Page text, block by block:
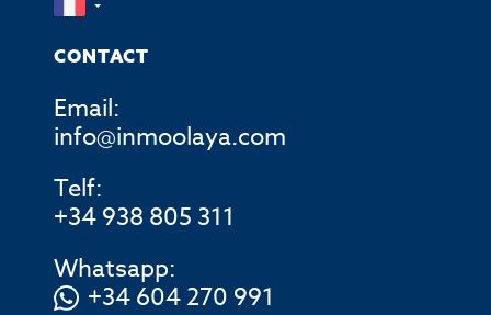
CONTACT
Email:
info@inmoolaya.com
Telf:
+34 938 805 311
Whatsapp:
+34 604 270 991